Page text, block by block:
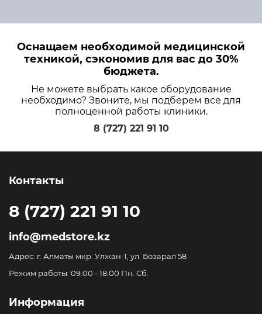
Оснащаем необходимой медицинской
техникой, сэкономив для вас до 30%
бюджета.
Не можете выбрать какое оборудование
необходимо? Звоните, мы подберем все для
полноценной работы клиники.
8 (727) 221 91 10
Контакты
8 (727) 221 91 10
info@medstore.kz
Адрес: г. Алматы мкр. Улжан-1, ул. Бозарал 58
Режим работы: 09.00 - 18.00 Пн. Сб.
Информация